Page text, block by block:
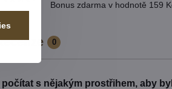
Bonus zdarma v hodnotě 159
0
s nějakým prostřihem, aby